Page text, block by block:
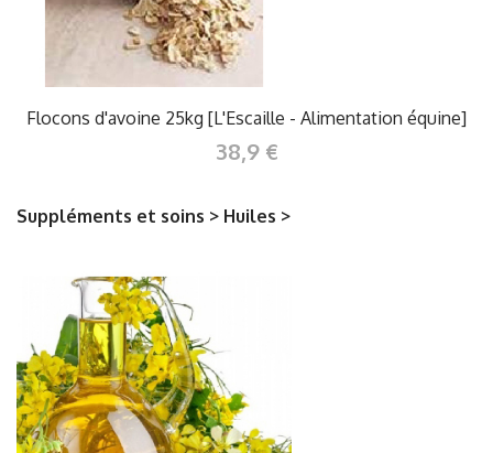
Flocons d'avoine 25kg [L'Escaille - Alimentation équine]
38,9 €
Suppléments et soins > Huiles >